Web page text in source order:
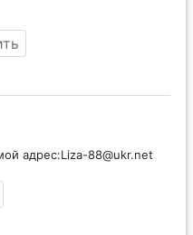
адрес:Liza-88@ukr.net